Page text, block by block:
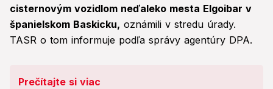
cisternovým vozidlom neďaleko mesta Elgoibar v
španielskom Baskicku, oznámili v stredu úrady.
TASR o tom informuje podľa správy agentúry DPA.
Prečítajte si viac